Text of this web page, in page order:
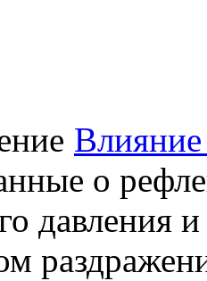
о
давления